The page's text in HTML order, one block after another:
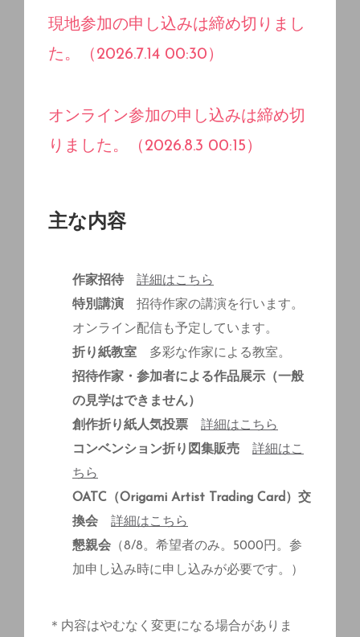
現地参加の申し込みは締め切りまし
た。（2026.7.14 00:30）
オンライン参加の申し込みは締め切
りました。（2026.8.3 00:15）
主な内容
作家招待
詳細はこちら
特別講演 招待作家の講演を行います。
オンライン配信も予定しています。
折り紙教室 多彩な作家による教室。
招待作家・参加者による作品展示（一般
の見学はできません）
創作折り紙人気投票
詳細はこちら
コンベンション折り図集販売
詳細はこ
ちら
OATC（Origami Artist Trading Card）交
換会
詳細はこちら
懇親会 （8/8。希望者のみ。5000円。参
加申し込み時に申し込みが必要です。）
＊内容はやむなく変更になる場合がありま